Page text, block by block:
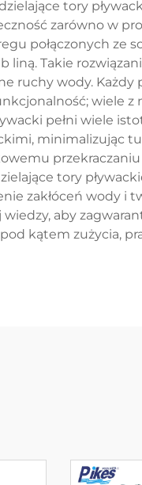
tory
zarówno w
połączonych
liną. Takie
ruchy wody.
wiele z
pełni wiele
minimalizując
tory
zakłóceń wody i
aby
kątem zużycia,